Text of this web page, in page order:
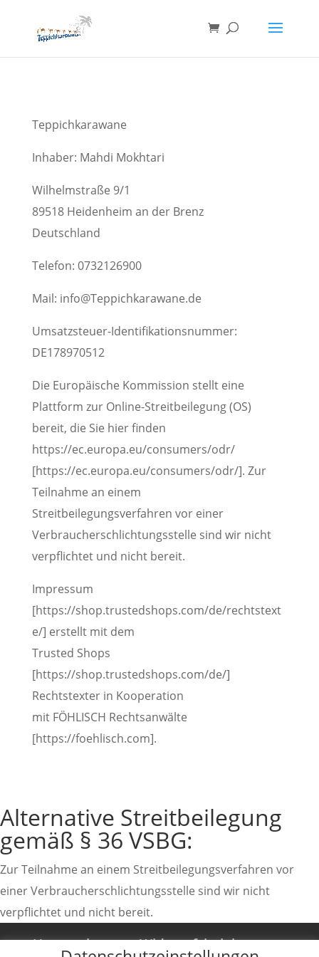
Teppichkarawane
Inhaber: Mahdi Mokhtari
Wilhelmstraße 9/1
89518 Heidenheim an der Brenz
Deutschland
Telefon: 0732126900
Mail: info@Teppichkarawane.de
Umsatzsteuer-Identifikationsnummer:
DE178970512
Die Europäische Kommission stellt eine
Plattform zur Online-Streitbeilegung (OS)
bereit, die Sie hier finden
https://ec.europa.eu/consumers/odr/
[https://ec.europa.eu/consumers/odr/]. Zur
Teilnahme an einem
Streitbeilegungsverfahren vor einer
Verbraucherschlichtungsstelle sind wir nicht
verpflichtet und nicht bereit.
Impressum
[https://shop.trustedshops.com/de/rechtstext
e/] erstellt mit dem
Trusted Shops
[https://shop.trustedshops.com/de/]
Rechtstexter in Kooperation
mit FÖHLISCH Rechtsanwälte
[https://foehlisch.com].
Alternative Streitbeilegung
gemäß § 36 VSBG:
Zur Teilnahme an einem Streitbeilegungsverfahren vor
einer Verbraucherschlichtungsstelle sind wir nicht
verpflichtet und nicht bereit.
Unternehmen Widerrufsbelehrung